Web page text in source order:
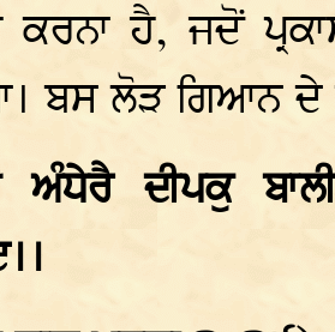
ਕਰਨਾ ਹੈ, ਜਦੋਂ
ਬਸ ਲੋੜ ਗਿਆਨ ਦੇ
ਅੰਧੇਰੈ ਦੀਪਕੁ